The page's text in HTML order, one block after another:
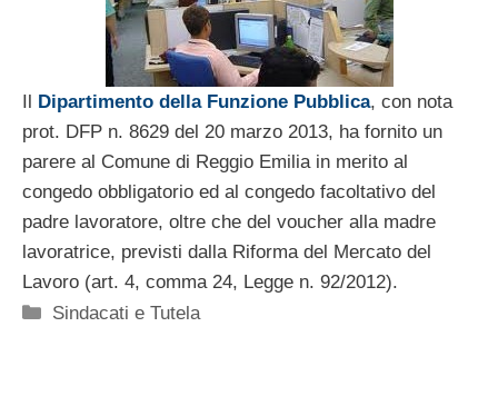
Il Dipartimento della Funzione Pubblica, con nota
prot. DFP n. 8629 del 20 marzo 2013, ha fornito un
parere al Comune di Reggio Emilia in merito al
congedo obbligatorio ed al congedo facoltativo del
padre lavoratore, oltre che del voucher alla madre
lavoratrice, previsti dalla Riforma del Mercato del
Lavoro (art. 4, comma 24, Legge n. 92/2012).
Categorie
Sindacati e Tutela